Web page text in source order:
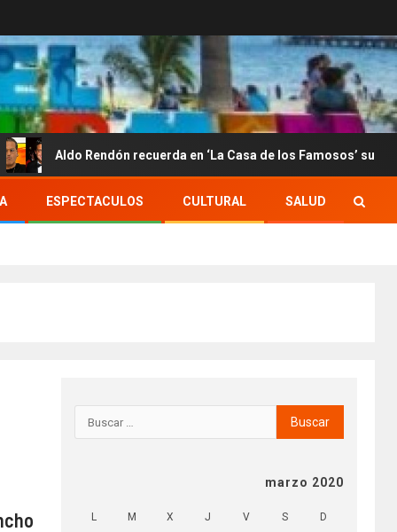
recuerda en ‘La Casa de los Famosos’ su encuentro con Luis
ESPECTACULOS CULTURAL SALUD
marzo 2020
L M X J V S D